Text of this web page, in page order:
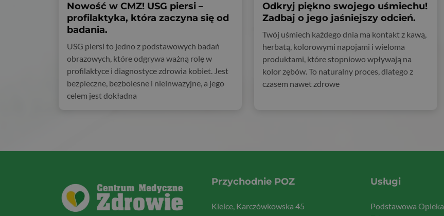
Nowość w CMZ! USG piersi –
profilaktyka, która zaczyna się od
badania.
USG piersi to jedno z podstawowych badań
obrazowych, które odgrywa ważną rolę w
profilaktyce i diagnostyce zdrowia kobiet. Jest
bezpieczne, bezbolesne i nieinwazyjne, a jego
celem jest dokładna
Odkryj piękno swojego uśmiechu!
Zadbaj o jego jaśniejszy odcień.
Twój uśmiech każdego dnia ma kontakt z kawą,
herbatą, kolorowymi napojami i wieloma
produktami, które stopniowo wpływają na
kolor zębów. To naturalny proces, dlatego z
czasem nawet zdrowe
Przychodnie POZ
Kielce, Karczówkowska 45
Usługi
Podstawowa Opieka